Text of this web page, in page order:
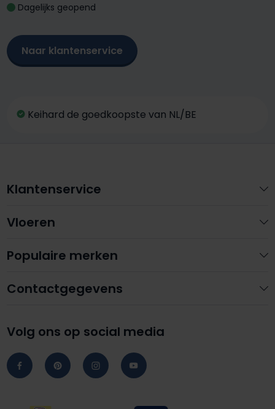
Dagelijks geopend
Naar klantenservice
Keihard de goedkoopste van NL/BE
Contactgegevens
Volg ons op social media
Klantenservice
Vloeren
Populaire merken